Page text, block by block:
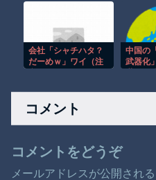
がこち
会社「シャチハタ？
だーめｗ」ワイ（注
年後ｗｗｗｗｗｗｗ
ｗ
中国の
武器化
－米メ
コメント
コメントをどうぞ
メールアドレスが公開され